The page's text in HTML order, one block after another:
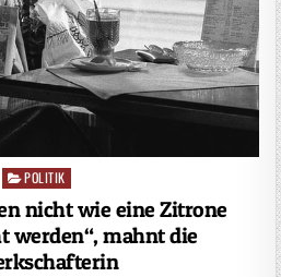
Posted
POLITIK
nicht wie eine Zitrone
werden“, mahnt die